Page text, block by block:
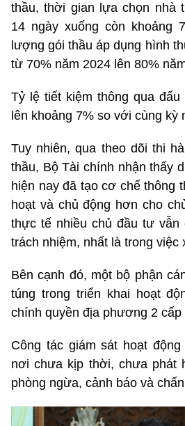
thầu, thời gian lựa chọn nhà
14 ngày xuống còn khoảng
lượng gói thầu áp dụng hình
từ 70% năm 2024 lên 80%
Tỷ lệ tiết kiệm thông qua đấu
lên khoảng 7% so với cùng kỳ
Tuy nhiên, qua theo dõi thi
thầu, Bộ Tài chính nhận thấy
hiện nay đã tạo cơ chế thông
hoạt và chủ động hơn cho
thực tế nhiều chủ đầu tư
trách nhiệm, nhất là trong việc
Bên cạnh đó, một bộ phận
túng trong triển khai hoạt
chính quyền địa phương 2 cấp
Công tác giám sát hoạt
nơi chưa kịp thời, chưa phát
phòng ngừa, cảnh báo và